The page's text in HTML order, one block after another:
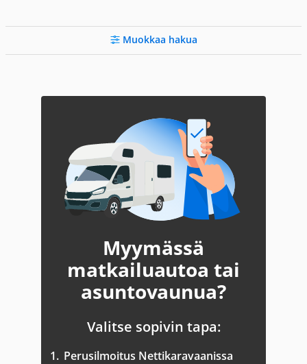
Muokkaa hakua
Myymässä
matkailuautoa tai
asuntovaunua?
Valitse sopivin tapa:
1. Perusilmoitus Nettikaravaanissa